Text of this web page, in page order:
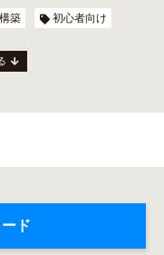
築 初心者向け
ド